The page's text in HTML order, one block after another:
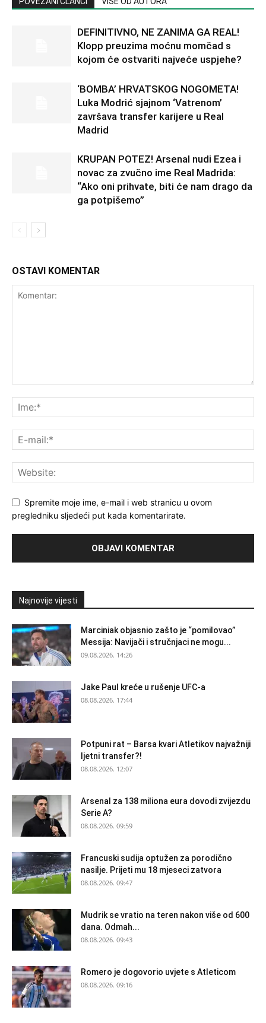
DEFINITIVNO, NE ZANIMA GA REAL!
Klopp preuzima moćnu momčad s
kojom će ostvariti najveće uspjehe?
‘BOMBA’ HRVATSKOG NOGOMETA!
Luka Modrić sjajnom ‘Vatrenom’
završava transfer karijere u Real
Madrid
KRUPAN POTEZ! Arsenal nudi Ezea i
novac za zvučno ime Real Madrida:
“Ako oni prihvate, biti će nam drago da
ga potpišemo”
OSTAVI KOMENTAR
Spremite moje ime, e-mail i web stranicu u ovom
pregledniku sljedeći put kada komentarirate.
Najnovije vijesti
Marciniak objasnio zašto je “pomilovao”
Messija: Navijači i stručnjaci ne mogu...
09.08.2026. 14:26
Jake Paul kreće u rušenje UFC-a
08.08.2026. 17:44
Potpuni rat – Barsa kvari Atletikov najvažniji
ljetni transfer?!
08.08.2026. 12:07
Arsenal za 138 miliona eura dovodi zvijezdu
Serie A?
08.08.2026. 09:59
Francuski sudija optužen za porodično
nasilje. Prijeti mu 18 mjeseci zatvora
08.08.2026. 09:47
Mudrik se vratio na teren nakon više od 600
dana. Odmah...
08.08.2026. 09:43
Romero je dogovorio uvjete s Atleticom
08.08.2026. 09:16